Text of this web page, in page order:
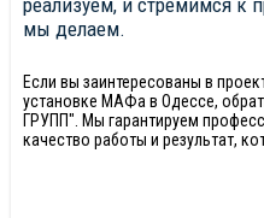
реализуем, и стремимся к
мы делаем.
Если вы заинтересованы в
установке МАФа в Одессе,
ГРУПП". Мы гарантируем
качество работы и результат,